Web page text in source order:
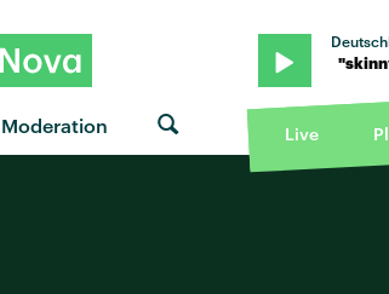
Moderation
"skinny dip" von Almost Monday · "skinny dip"
Live